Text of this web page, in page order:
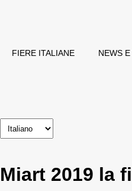
FIERE ITALIANE NEWS
Miart 2019 la